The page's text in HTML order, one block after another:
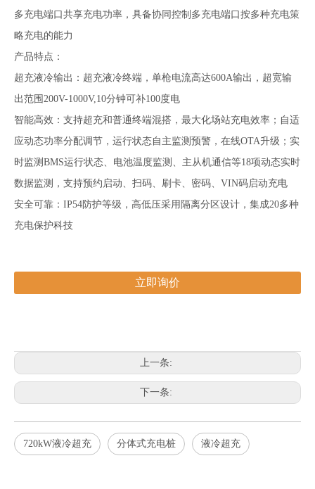
多充电端口共享充电功率，具备协同控制多充电端口按多种充电策
略充电的能力
产品特点：
超充液冷输出：超充液冷终端，单枪电流高达600A输出，超宽输
出范围200V-1000V,10分钟可补100度电
智能高效：支持超充和普通终端混搭，最大化场站充电效率；自适
应动态功率分配调节，运行状态自主监测预警，在线OTA升级；实
时监测BMS运行状态、电池温度监测、主从机通信等18项动态实时
数据监测，支持预约启动、扫码、刷卡、密码、VIN码启动充电
安全可靠：IP54防护等级，高低压采用隔离分区设计，集成20多种
充电保护科技
立即询价
上一条:
下一条:
720kW液冷超充 分体式充电桩 液冷超充